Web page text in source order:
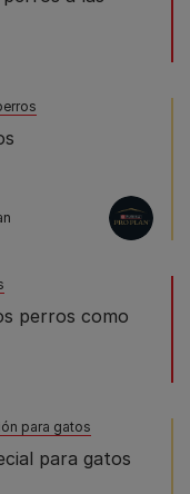
perros como
para gatos
para gatos